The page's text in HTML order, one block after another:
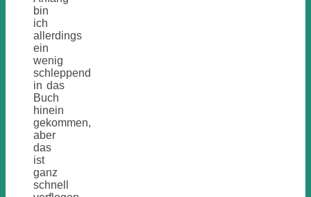
bin
ich
allerdings
ein
wenig
schleppend
in das
Buch
hinein
gekommen,
aber
das
ist
ganz
schnell